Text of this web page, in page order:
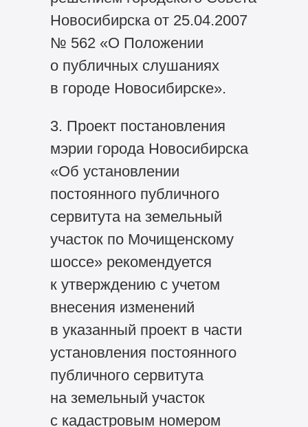
Новосибирска от 25.04.2007
№ 562 «О Положении
о публичных слушаниях
в городе Новосибирске».
3. Проект постановления
мэрии города Новосибирска
«Об установлении
постоянного публичного
сервитута на земельный
участок по Мочищенскому
шоссе» рекомендуется
к утверждению с учетом
внесения изменений
в указанный проект в части
установления постоянного
публичного сервитута
на земельный участок
с кадастровым номером